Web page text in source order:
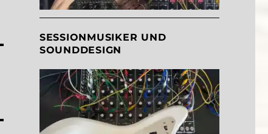
SESSIONMUSIKER UND
SOUNDDESIGN